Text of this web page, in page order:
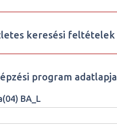
keresési feltételek
program adatlapja
BA_L